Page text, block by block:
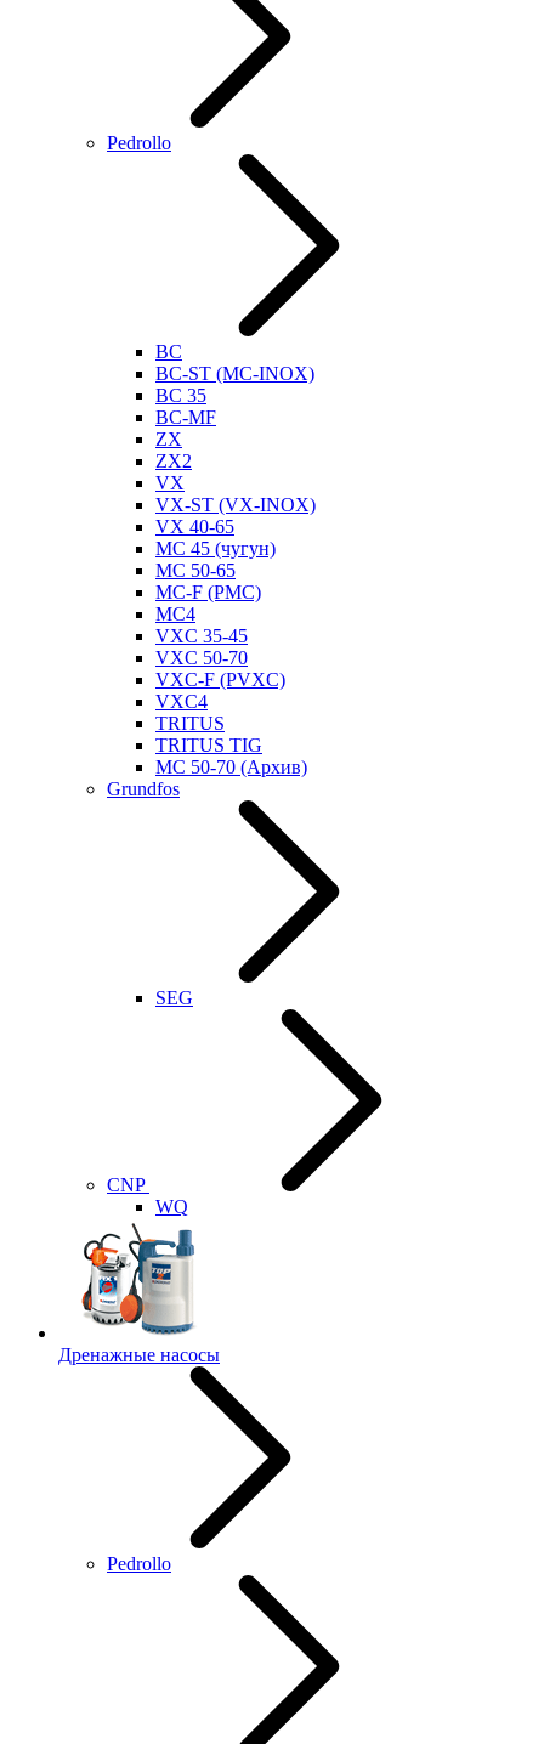
Pedrollo
BC
BC-ST (MC-INOX)
BC 35
BC-MF
ZX
ZX2
VX
VX-ST (VX-INOX)
VX 40-65
MC 45 (чугун)
MC 50-65
MC-F (PMC)
MC4
VXC 35-45
VXC 50-70
VXC-F (PVXC)
VXC4
TRITUS
TRITUS TIG
MC 50-70 (Архив)
Grundfos
SEG
CNP
WQ
Дренажные насосы
Pedrollo